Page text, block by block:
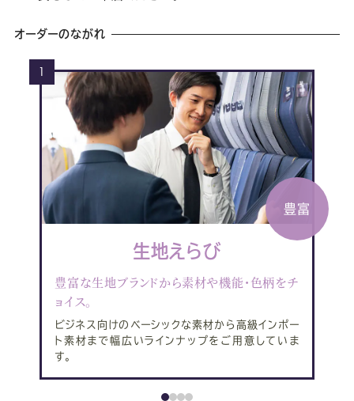
オーダーのながれ
豊富
生地えらび
豊富な生地ブランドから素材や機能・色柄をチ
ョイス。
ビジネス向けのベーシックな素材から高級インポー
ト素材まで幅広いラインナップをご用意していま
す。
1